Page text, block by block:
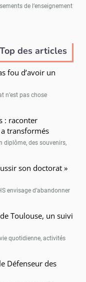
de l’enseignement
Top des articles
fou d’avoir un
n’est pas chose
: raconter
a transformés
diplôme, des souvenirs,
son doctorat »
envisage d’abandonner
Toulouse, un suivi
quotidienne, activités
Défenseur des